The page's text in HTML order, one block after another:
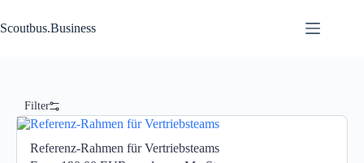
Scoutbus.Business
Filter
Referenz-Rahmen für Vertriebsteams